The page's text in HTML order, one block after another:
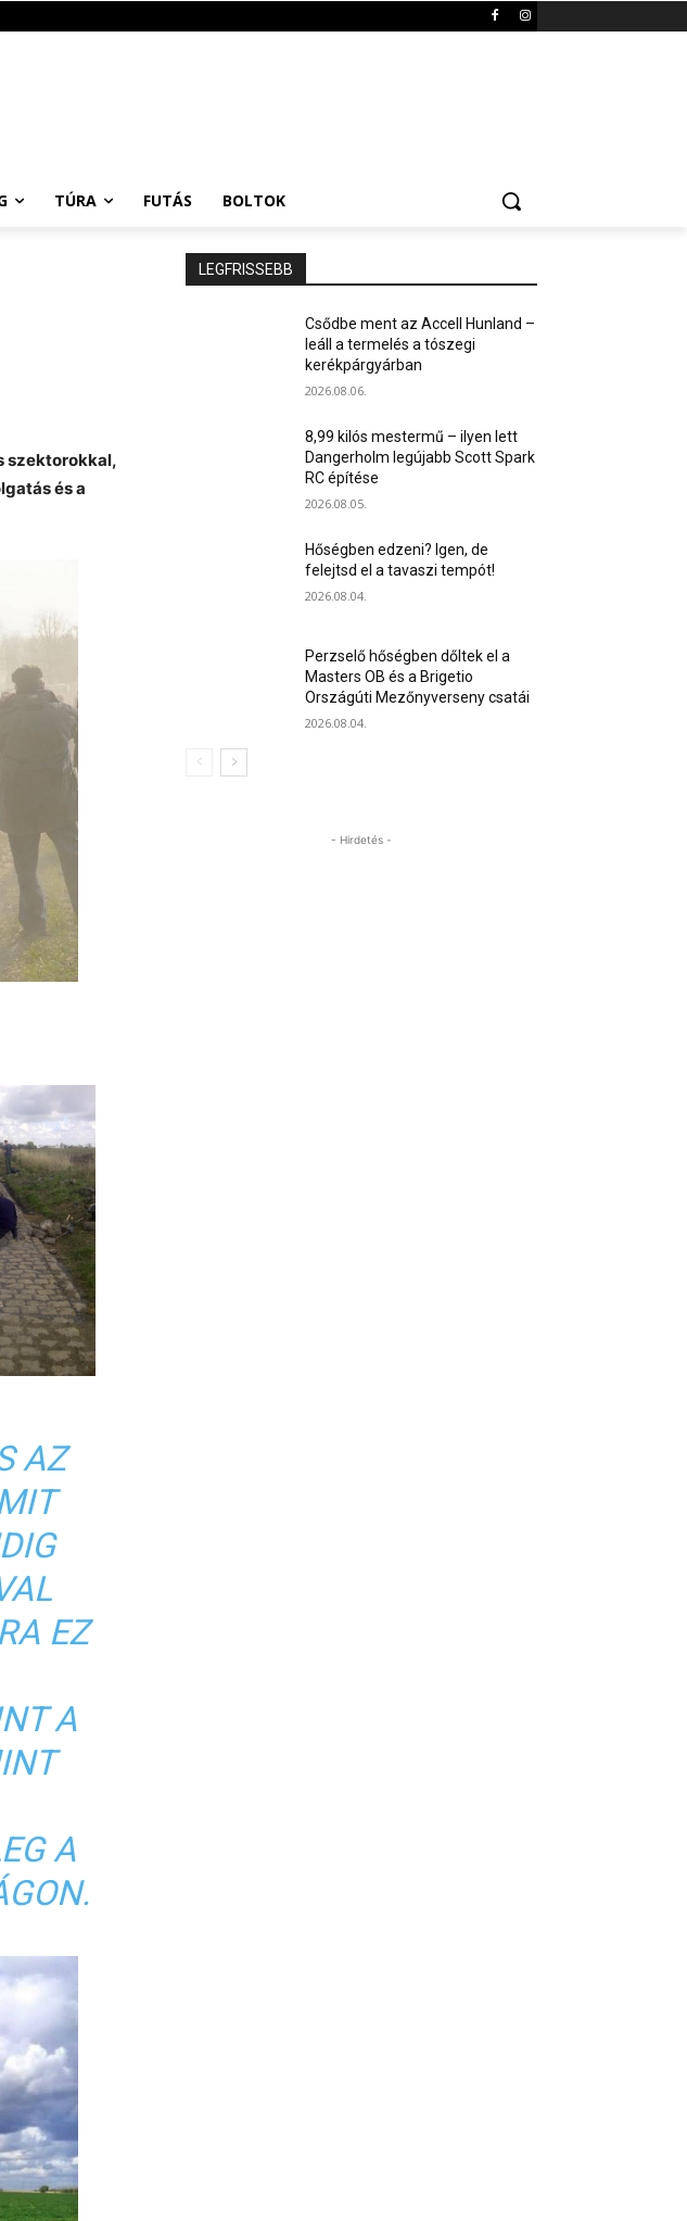
TÚRA FUTÁS BOLTOK
szektorokkal,
és a
AZ
EZ
A
A
LEGFRISSEBB
Csődbe ment az Accell Hunland –
leáll a termelés a tószegi
kerékpárgyárban
2026.08.06.
8,99 kilós mestermű – ilyen lett
Dangerholm legújabb Scott Spark
RC építése
2026.08.05.
Hőségben edzeni? Igen, de
felejtsd el a tavaszi tempót!
2026.08.04.
Perzselő hőségben dőltek el a
Masters OB és a Brigetio
Országúti Mezőnyverseny csatái
2026.08.04.
- Hirdetés -